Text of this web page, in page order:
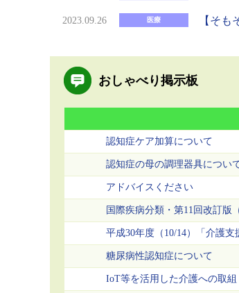
2023.09.26 医療 【そ
おしゃべり掲示板
認知症ケア加算について
認知症の母の調理器具につい
アドバイスください
国際疾病分類・第11回改訂版
平成30年度（10/14）「介護支
糖尿病性認知症について
IoT等を活用した介護への取